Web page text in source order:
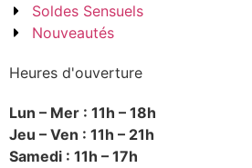
Soldes Sensuels
Nouveautés
Heures d'ouverture
Lun – Mer : 11h – 18h
Jeu – Ven : 11h – 21h
Samedi : 11h – 17h